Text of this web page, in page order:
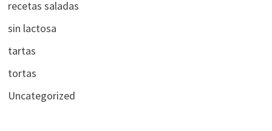
recetas saladas
sin lactosa
tartas
tortas
Uncategorized